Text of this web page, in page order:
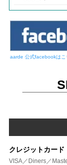
aarde 公式facebookはこ
クレジットカード
VISA／Diners／